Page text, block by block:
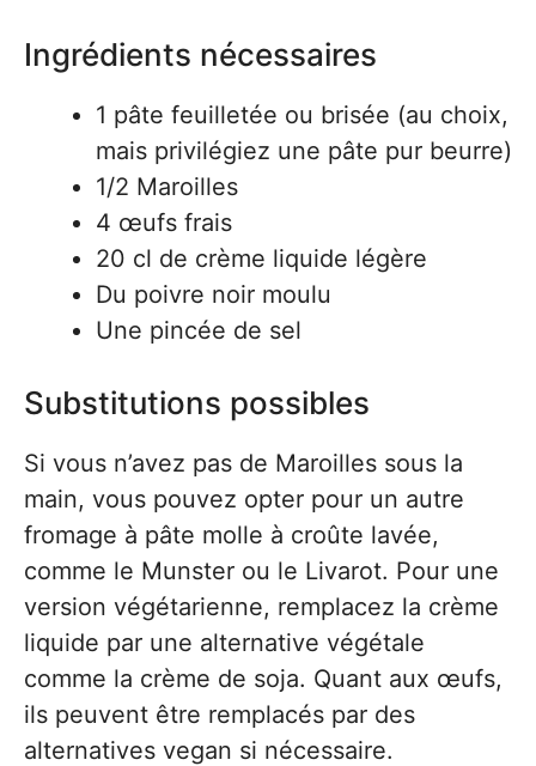
Ingrédients nécessaires
1 pâte feuilletée ou brisée (au choix,
mais privilégiez une pâte pur beurre)
1/2 Maroilles
4 œufs frais
20 cl de crème liquide légère
Du poivre noir moulu
Une pincée de sel
Substitutions possibles
Si vous n’avez pas de Maroilles sous la
main, vous pouvez opter pour un autre
fromage à pâte molle à croûte lavée,
comme le Munster ou le Livarot. Pour une
version végétarienne, remplacez la crème
liquide par une alternative végétale
comme la crème de soja. Quant aux œufs,
ils peuvent être remplacés par des
alternatives vegan si nécessaire.